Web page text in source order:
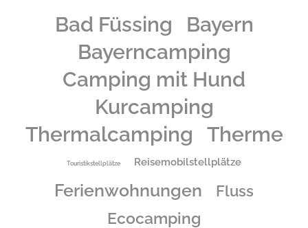
Bad Füssing
Bayern
Bayerncamping
Camping mit Hund
Kurcamping
Thermalcamping
Therme
Touristikstellplätze Reisemobilstellplätze
Ferienwohnungen Fluss
Ecocamping